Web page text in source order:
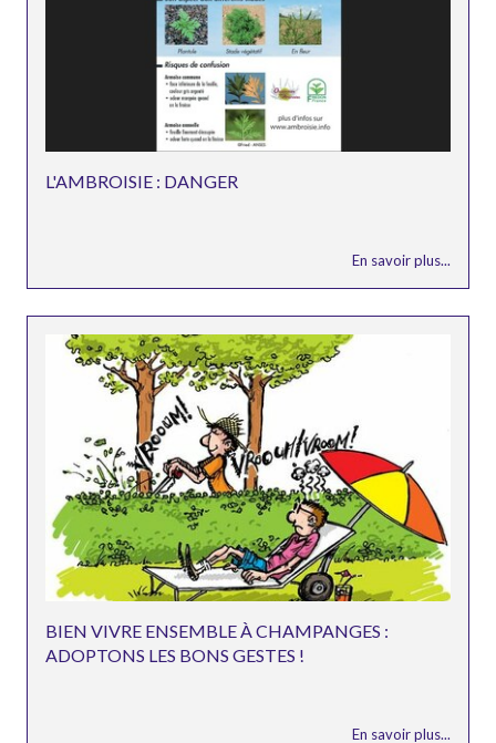
L'AMBROISIE : DANGER
En savoir plus...
BIEN VIVRE ENSEMBLE À CHAMPANGES :
ADOPTONS LES BONS GESTES !
En savoir plus...